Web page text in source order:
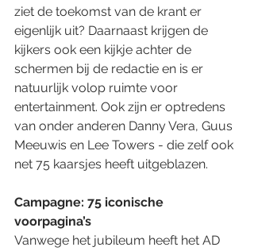
ziet de toekomst van de krant er
eigenlijk uit? Daarnaast krijgen de
kijkers ook een kijkje achter de
schermen bij de redactie en is er
natuurlijk volop ruimte voor
entertainment. Ook zijn er optredens
van onder anderen Danny Vera, Guus
Meeuwis en Lee Towers - die zelf ook
net 75 kaarsjes heeft uitgeblazen.
Campagne: 75 iconische
voorpagina’s
Vanwege het jubileum heeft het AD